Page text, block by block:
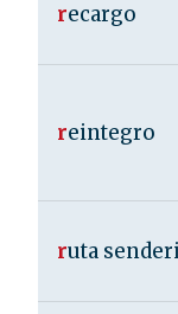
recargo
reintegro
ruta